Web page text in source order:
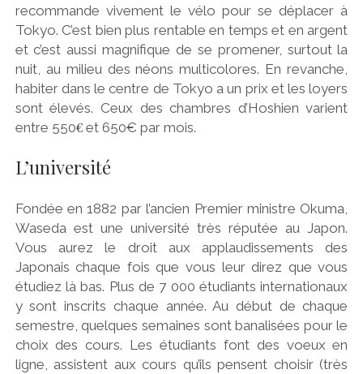
recommande vivement le vélo pour se déplacer à
Tokyo. C’est bien plus rentable en temps et en argent
et c’est aussi magnifique de se promener, surtout la
nuit, au milieu des néons multicolores. En revanche,
habiter dans le centre de Tokyo a un prix et les loyers
sont élevés. Ceux des chambres d’Hoshien varient
entre 550€et 650€ par mois.
L’université
Fondée en 1882 par l’ancien Premier ministre Okuma,
Waseda est une université très réputée au Japon.
Vous aurez le droit aux applaudissements des
Japonais chaque fois que vous leur direz que vous
étudiez là bas. Plus de 7 000 étudiants internationaux
y sont inscrits chaque année. Au début de chaque
semestre, quelques semaines sont banalisées pour le
choix des cours. Les étudiants font des voeux en
ligne, assistent aux cours qu’ils pensent choisir (très